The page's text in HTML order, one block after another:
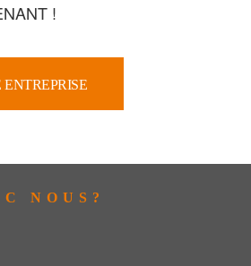
!
ENTREPRISE
NOUS?